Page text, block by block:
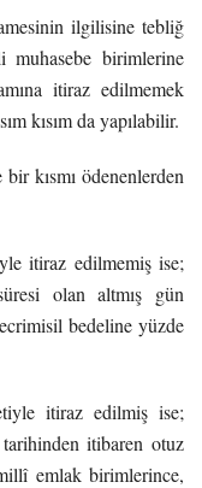
ilgilisine tebliğ
birimlerine
itiraz edilmemek
kısım da yapılabilir.
kısmı ödenenlerden
itiraz edilmemiş ise;
olan altmış gün
bedeline yüzde
itiraz edilmiş ise;
itibaren otuz
emlak birimlerince,